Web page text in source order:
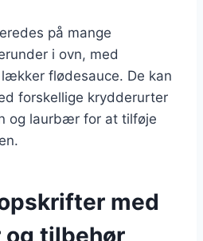
på mange
i ovn, med
flødesauce. De kan
forskellige krydderurter
og laurbær for at tilføje
med
tilbehør